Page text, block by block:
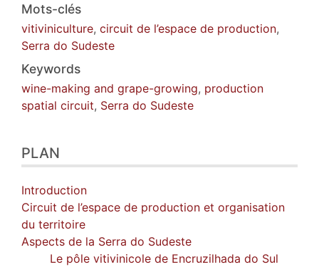
Mots-clés
vitiviniculture, circuit de l’espace de production,
Serra do Sudeste
Keywords
wine-making and grape-growing, production
spatial circuit, Serra do Sudeste
PLAN
Introduction
Circuit de l’espace de production et organisation
du territoire
Aspects de la Serra do Sudeste
Le pôle vitivinicole de Encruzilhada do Sul